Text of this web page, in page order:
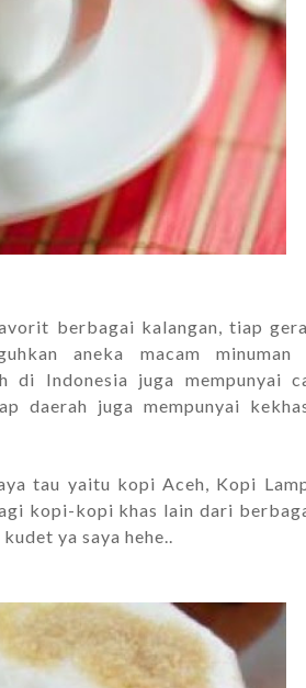
berbagai kalangan, tiap
aneka macam
di Indonesia juga mempunyai
daerah juga mempunyai
tau yaitu kopi Aceh, Kopi
kopi-kopi khas lain dari
ya saya hehe..